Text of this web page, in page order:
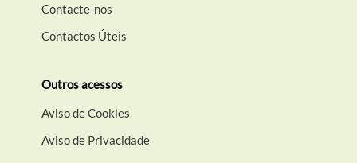
Contacte-nos
Contactos Úteis
Outros acessos
Aviso de Cookies
Aviso de Privacidade